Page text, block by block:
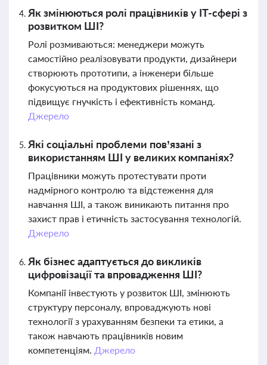
Як змінюються ролі працівників у IT-сфері з
розвитком ШІ?
Ролі розмиваються: менеджери можуть
самостійно реалізовувати продукти, дизайнери
створюють прототипи, а інженери більше
фокусуються на продуктових рішеннях, що
підвищує гнучкість і ефективність команд.
Джерело
Які соціальні проблеми пов’язані з
використанням ШІ у великих компаніях?
Працівники можуть протестувати проти
надмірного контролю та відстеження для
навчання ШІ, а також виникають питання про
захист прав і етичність застосування технологій.
Джерело
Як бізнес адаптується до викликів
цифровізації та впровадження ШІ?
Компанії інвестують у розвиток ШІ, змінюють
структуру персоналу, впроваджують нові
технології з урахуванням безпеки та етики, а
також навчають працівників новим
компетенціям. Джерело